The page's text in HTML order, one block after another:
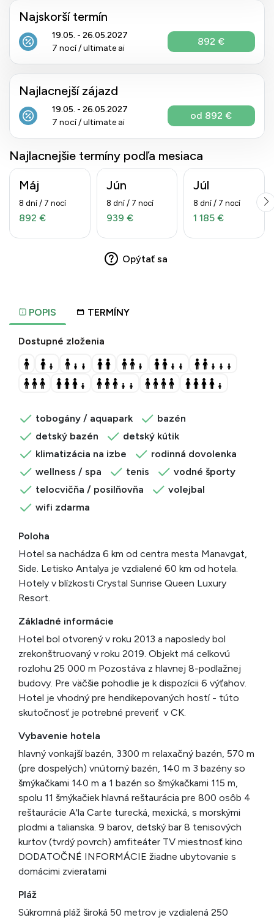
POPIS TERMÍNY
Dostupné zloženia
tobogány / aquapark
bazén
detský bazén
detský kútik
klimatizácia na izbe
rodinná dovolenka
wellness / spa
tenis
vodné športy
telocvičňa / posilňovňa
volejbal
wifi zdarma
Poloha
Hotel sa nachádza 6 km od centra mesta Manavgat,
Side. Letisko Antalya je vzdialené 60 km od hotela.
Hotely v blízkosti Crystal Sunrise Queen Luxury
Resort.
Základné informácie
Hotel bol otvorený v roku 2013 a naposledy bol
zrekonštruovaný v roku 2019. Objekt má celkovú
rozlohu 25 000 m Pozostáva z hlavnej 8-podlažnej
budovy. Pre väčšie pohodlie je k dispozícii 6 výťahov.
Hotel je vhodný pre hendikepovaných hostí - túto
skutočnosť je potrebné preveriť v CK.
Vybavenie hotela
hlavný vonkajší bazén, 3300 m relaxačný bazén, 570 m
(pre dospelých) vnútorný bazén, 140 m 3 bazény so
šmýkačkami 140 m a 1 bazén so šmýkačkami 115 m,
spolu 11 šmýkačiek hlavná reštaurácia pre 800 osôb 4
reštaurácie A'la Carte turecká, mexická, s morskými
plodmi a talianska. 9 barov, detský bar 8 tenisových
kurtov (tvrdý povrch) amfiteáter TV miestnosť kino
DODATOČNÉ INFORMÁCIE žiadne ubytovanie s
domácimi zvieratami
Pláž
Súkromná pláž široká 50 metrov je vzdialená 250
Najskorší termín
19.05. - 26.05.2027
7 nocí / ultimate ai
892 €
Najlacnejší zájazd
19.05. - 26.05.2027
7 nocí / ultimate ai
od 892 €
Najlacnejšie termíny podľa mesiaca
Máj
8 dní / 7 nocí
892 €
Jún
8 dní / 7 nocí
939 €
Júl
8 dní / 7 nocí
1 185 €
Opýtať sa